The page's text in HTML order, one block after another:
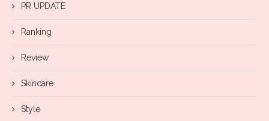
PR UPDATE
Ranking
Review
Skincare
Style